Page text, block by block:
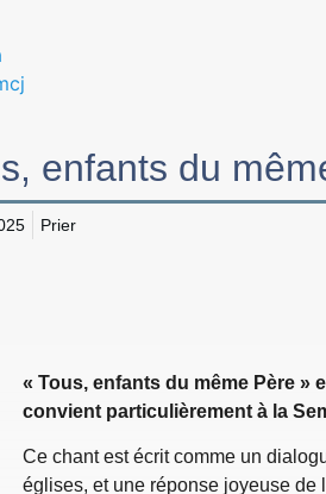
enfants du
Prier
« Tous, enfants du même Père »
convient particulièrement à la
Ce chant est écrit comme un
églises, et une réponse joyeuse de